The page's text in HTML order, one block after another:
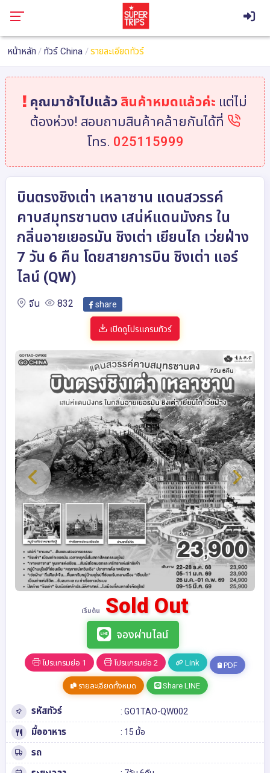
หน้าหลัก ทัวร์ China รายละเอียดทัวร์
คุณมาช้าไปแล้ว สินค้าหมดแล้วค่ะ แต่ไม่
ต้องห่วง! สอบถามสินค้าคล้ายกันได้ที่
โทร. 025115999
บินตรงชิงเต่า เหลาซาน แดนสวรรค์
คาบสมุทรซานตง เสน่ห์แดนมังกร ใน
กลิ่นอายเยอรมัน ชิงเต่า เยียนไถ เว่ยฝ่าง
7 วัน 6 คืน โดยสายการบิน ชิงเต่า แอร์
ไลน์ (QW)
จีน 832 share
เปิดดูโปรแกรมทัวร์
เริ่มต้น Sold Out
จองผ่านไลน์
โปรแกรมย่อ 1 โปรแกรมย่อ 2 Link PDF
รายละเอียดทั้งหมด Share LINE
รหัสทัวร์ : GO1TAO-QW002
มื้ออาหาร : 15 มื้อ
รถ